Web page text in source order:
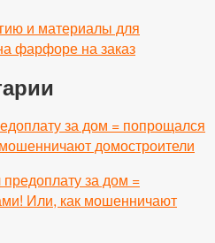
и материалы для
фарфоре на заказ
за дом = попрощался
домостроители
за дом =
Или, как мошенничают